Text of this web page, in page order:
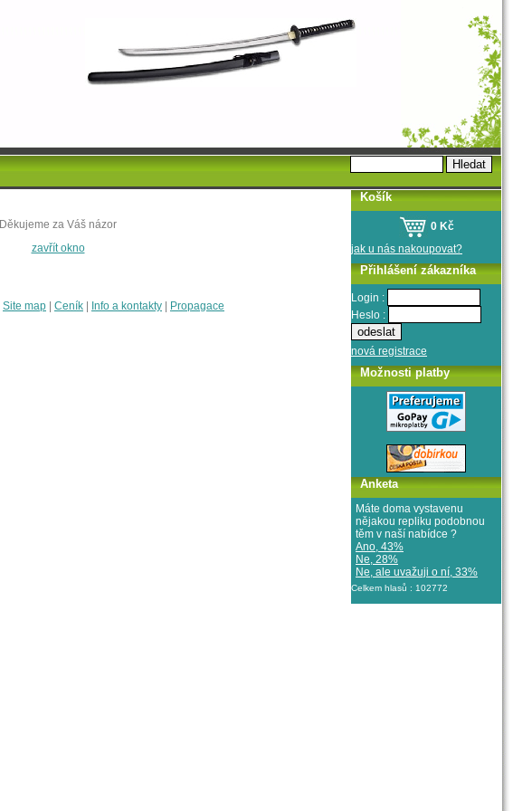
Děkujeme za Váš názor
zavřít okno
Site map Ceník Info a kontakty Propagace
Košík
0 Kč
jak u nás nakoupovat?
Přihlášení zákazníka
Login :
Heslo :
nová registrace
Možnosti platby
Anketa
Máte doma vystavenu
nějakou repliku podobnou
těm v naší nabídce ?
Ano, 43%
Ne, 28%
Ne, ale uvažuji o ní, 33%
Celkem hlasů : 102772